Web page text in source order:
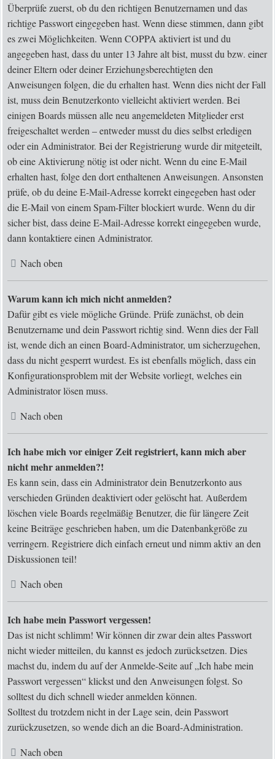
Überprüfe zuerst, ob du den richtigen Benutzernamen und das
richtige Passwort eingegeben hast. Wenn diese stimmen, dann gibt
es zwei Möglichkeiten. Wenn COPPA aktiviert ist und du
angegeben hast, dass du unter 13 Jahre alt bist, musst du bzw. einer
deiner Eltern oder deiner Erziehungsberechtigten den
Anweisungen folgen, die du erhalten hast. Wenn dies nicht der Fall
ist, muss dein Benutzerkonto vielleicht aktiviert werden. Bei
einigen Boards müssen alle neu angemeldeten Mitglieder erst
freigeschaltet werden – entweder musst du dies selbst erledigen
oder ein Administrator. Bei der Registrierung wurde dir mitgeteilt,
ob eine Aktivierung nötig ist oder nicht. Wenn du eine E-Mail
erhalten hast, folge den dort enthaltenen Anweisungen. Ansonsten
prüfe, ob du deine E-Mail-Adresse korrekt eingegeben hast oder
die E-Mail von einem Spam-Filter blockiert wurde. Wenn du dir
sicher bist, dass deine E-Mail-Adresse korrekt eingegeben wurde,
dann kontaktiere einen Administrator.
Nach oben
Warum kann ich mich nicht anmelden?
Dafür gibt es viele mögliche Gründe. Prüfe zunächst, ob dein
Benutzername und dein Passwort richtig sind. Wenn dies der Fall
ist, wende dich an einen Board-Administrator, um sicherzugehen,
dass du nicht gesperrt wurdest. Es ist ebenfalls möglich, dass ein
Konfigurationsproblem mit der Website vorliegt, welches ein
Administrator lösen muss.
Nach oben
Ich habe mich vor einiger Zeit registriert, kann mich aber
nicht mehr anmelden?!
Es kann sein, dass ein Administrator dein Benutzerkonto aus
verschieden Gründen deaktiviert oder gelöscht hat. Außerdem
löschen viele Boards regelmäßig Benutzer, die für längere Zeit
keine Beiträge geschrieben haben, um die Datenbankgröße zu
verringern. Registriere dich einfach erneut und nimm aktiv an den
Diskussionen teil!
Nach oben
Ich habe mein Passwort vergessen!
Das ist nicht schlimm! Wir können dir zwar dein altes Passwort
nicht wieder mitteilen, du kannst es jedoch zurücksetzen. Dies
machst du, indem du auf der Anmelde-Seite auf „Ich habe mein
Passwort vergessen“ klickst und den Anweisungen folgst. So
solltest du dich schnell wieder anmelden können.
Solltest du trotzdem nicht in der Lage sein, dein Passwort
zurückzusetzen, so wende dich an die Board-Administration.
Nach oben